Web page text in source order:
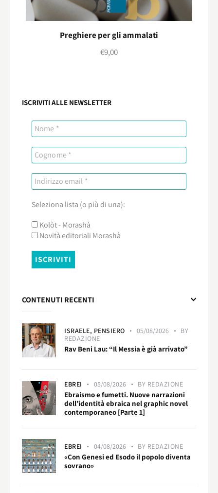
Preghiere per gli ammalati
€9,00
ISCRIVITI ALLE NEWSLETTER
Seleziona lista (o più di una):
Kolòt - Morashà
Novità editoriali Morashà
CONTENUTI RECENTI
ISRAELE, PENSIERO 05/08/2026
BY
REDAZIONE
Rav Beni Lau: “Il Messia è già arrivato”
EBREI 05/08/2026 BY REDAZIONE
Ebraismo e fumetti. Nuove narrazioni
dell’identità ebraica nel graphic novel
contemporaneo [Parte 1]
EBREI 04/08/2026 BY REDAZIONE
«Con Genesi ed Esodo il popolo diventa
sovrano»